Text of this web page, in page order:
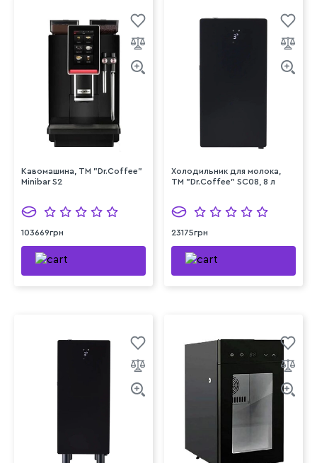
Кавомашина, ТМ "Dr.Coffee"
Minibar S2
103669грн
Холодильник для молока,
TM "Dr.Coffee" SC08, 8 л
23175грн